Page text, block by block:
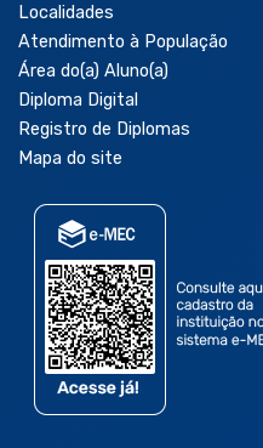
Localidades
Atendimento à População
Área do(a) Aluno(a)
Diploma Digital
Registro de Diplomas
Mapa do site